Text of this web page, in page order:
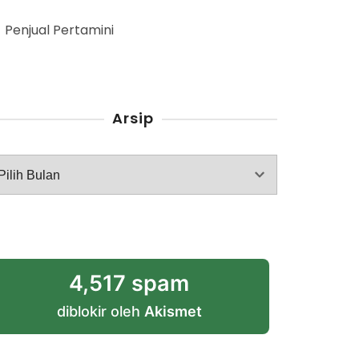
Penjual Pertamini
Arsip
4,517 spam
diblokir oleh Akismet